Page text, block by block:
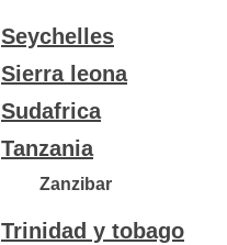
Seychelles
Sierra leona
Sudafrica
Tanzania
Zanzibar
Trinidad y tobago